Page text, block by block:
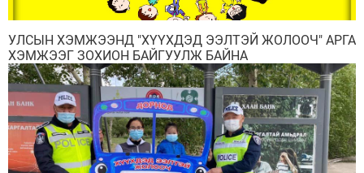
УЛСЫН ХЭМЖЭЭНД "ХҮҮХДЭД ЭЭЛТЭЙ ЖОЛООЧ" АРГА
ХЭМЖЭЭГ ЗОХИОН БАЙГУУЛЖ БАЙНА